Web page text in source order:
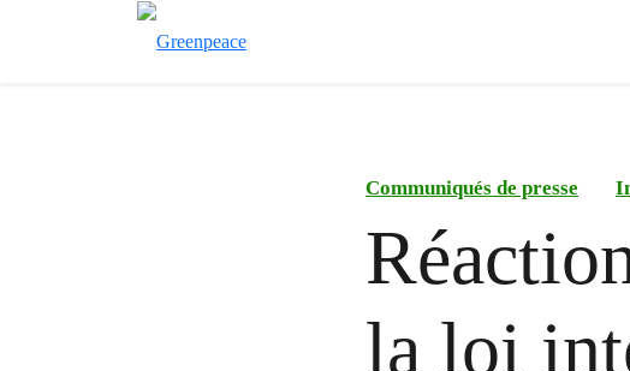
Communiqués de presse
la loi